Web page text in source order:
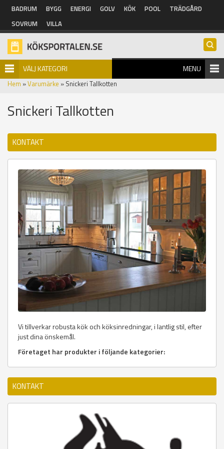
Hoppa till huvudinnehåll
BADRUM BYGG ENERGI GOLV KÖK POOL
TRÄDGÅRD
SOVRUM
VILLA
VÄLJ KATEGORI MENU
Hem »Varumärke » Snickeri Tallkotten
Snickeri Tallkotten
KONTAKT
Vi tillverkar robusta kök och köksinredningar, i lantlig stil, efter
just dina önskemål.
Företaget har produkter i följande kategorier:
KONTAKT